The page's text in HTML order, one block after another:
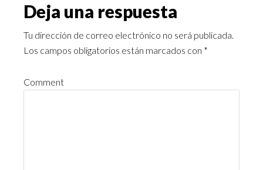
Deja una respuesta
Tu dirección de correo electrónico no será publicada.
Los campos obligatorios están marcados con *
Comment